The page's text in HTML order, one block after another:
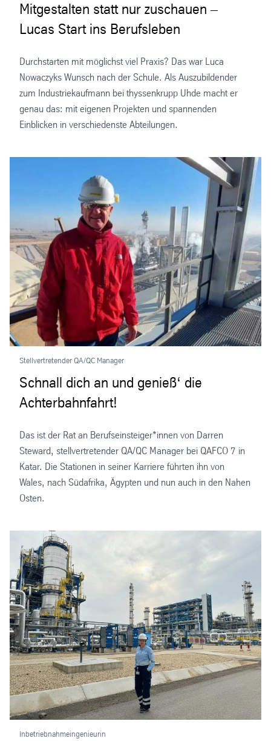
Mitgestalten statt nur zuschauen –
Lucas Start ins Berufsleben
Durchstarten mit möglichst viel Praxis? Das war Luca
Nowaczyks Wunsch nach der Schule. Als Auszubildender
zum Industriekaufmann bei thyssenkrupp Uhde macht er
genau das: mit eigenen Projekten und spannenden
Einblicken in verschiedenste Abteilungen.
Stellvertretender QA/QC Manager
Schnall dich an und genieß‘ die
Achterbahnfahrt!
Das ist der Rat an Berufseinsteiger*innen von Darren
Steward, stellvertretender QA/QC Manager bei QAFCO 7 in
Katar. Die Stationen in seiner Karriere führten ihn von
Wales, nach Südafrika, Ägypten und nun auch in den Nahen
Osten.
Inbetriebnahmeingenieurin